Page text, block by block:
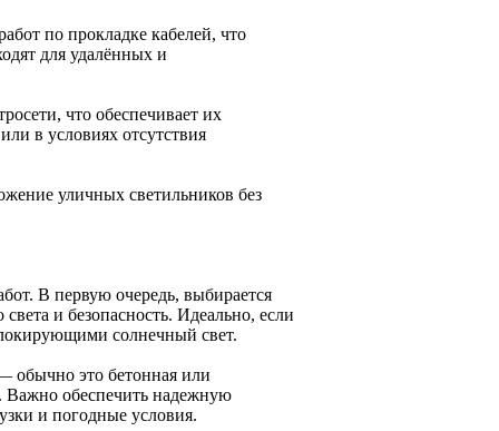
по прокладке кабелей, что
для удалённых и
что обеспечивает их
в условиях отсутствия
уличных светильников без
В первую очередь, выбирается
и безопасность. Идеально, если
солнечный свет.
обычно это бетонная или
Важно обеспечить надежную
и погодные условия.